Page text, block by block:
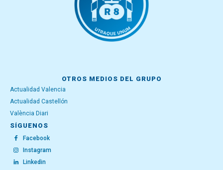
OTROS MEDIOS DEL GRUPO
Actualidad Valencia
Actualidad Castellón
València Diari
SÍGUENOS
Facebook
Instagram
Linkedin